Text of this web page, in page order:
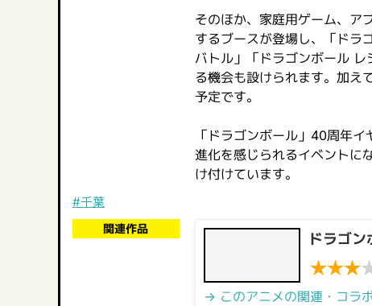
そのほか、家庭用ゲーム、ア
するブースが登場し、「ドラ
バトル」「ドラゴンボール
る機会も設けられます。加え
予定です。
「ドラゴンボール」40周年
進化を感じられるイベントに
け付けています。
#千葉
関連作品
ドラゴ
★★★
→ このアニメの関連・コラ